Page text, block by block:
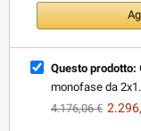
Questo prodotto:
monofase da
4.176,06 €